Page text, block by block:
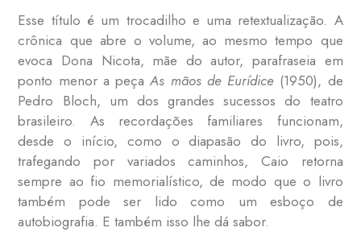
Esse título é um trocadilho e uma retextualização. A
crônica que abre o volume, ao mesmo tempo que
evoca Dona Nicota, mãe do autor, parafraseia em
ponto menor a peçaAs mãos de Eurídice (1950), de
Pedro Bloch, um dos grandes sucessos do teatro
brasileiro. As recordações familiares funcionam,
desde o início, como o diapasão do livro, pois,
trafegando por variados caminhos, Caio retorna
sempre ao fio memorialístico, de modo que o livro
também pode ser lido como um esboço de
autobiografia. E também isso lhe dá sabor.